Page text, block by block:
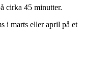
cirka 45 minutter.
i marts eller april på et